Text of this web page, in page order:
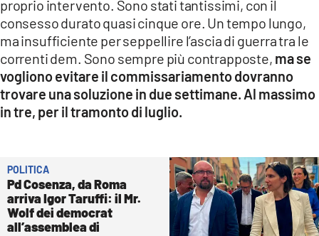
proprio intervento. Sono stati tantissimi, con il
consesso durato quasi cinque ore. Un tempo lungo,
ma insufficiente per seppellire l’ascia di guerra tra le
correnti dem. Sono sempre più contrapposte, ma se
vogliono evitare il commissariamentodovranno
trovare una soluzione in due settimane. Al massimo
in tre, per il tramonto di luglio.
POLITICA
Pd Cosenza, da Roma
arriva Igor Taruffi: il Mr.
Wolf dei democrat
all’assemblea di